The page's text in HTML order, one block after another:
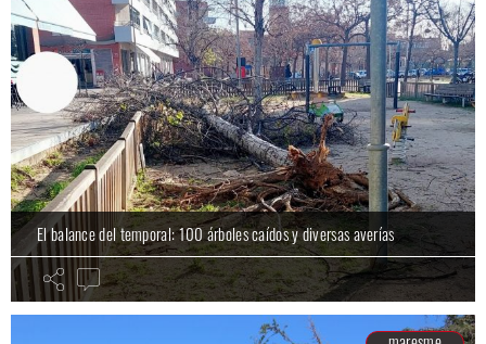
El balance del temporal: 100 árboles caídos y diversas averías